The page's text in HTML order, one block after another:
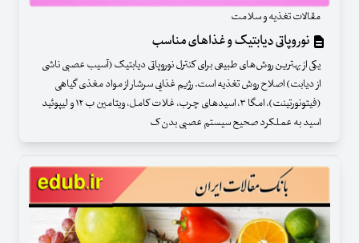
مقالات تغذیه و سلامت
نوروپاتی دیابتیک و غذاهای مناسب
یکی از بهترین روش‌های طبیعی برای کنترل نوروپاتی دیابتیک (آسیب عصبی ناشی
از دیابت) اصلاح روش تغذیه است. رژیم غذایی سرشار از مواد مغذی گیاهی
(فیتونورتینت)، امگا ۳، اسیدهای چرب، غلات کامل، ویتامین ب ۱۲ و لیپوئید
اسید به عملکرد صحیح سیستم عصبی بدن ک